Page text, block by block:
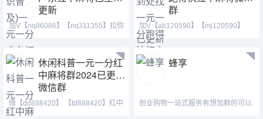
更新
加V【nq86086】【nq311355】拉你
进麻将圈。红中做鬼百
群
加V【ab120590】【mj120590】
【tj525555】七年靠谱大
休闲科普一元一分红
中麻将群2024已更新
微信群
微【dd888420】 【td888420】红中
麻将 跑得快 全天24
蜂享
创业购物一站式服务有想加群的可以